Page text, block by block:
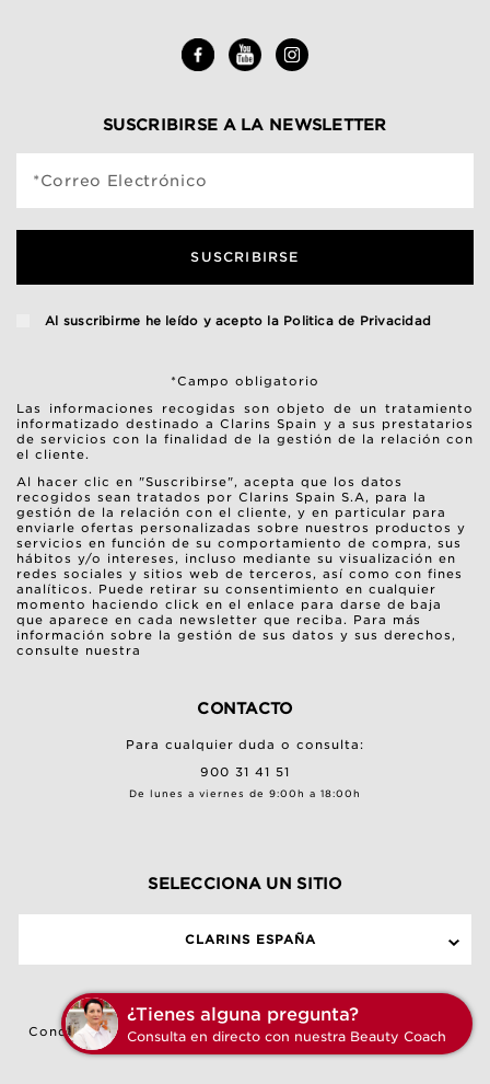
SUSCRIBIRSE A LA NEWSLETTER
*Correo Electrónico
SUSCRIBIRSE
Al suscribirme he leído y acepto la Politica de Privacidad
*Campo obligatorio
Las informaciones recogidas son objeto de un tratamiento
informatizado destinado a Clarins Spain y a sus prestatarios
de servicios con la finalidad de la gestión de la relación con
el cliente.
Al hacer clic en "Suscribirse", acepta que los datos
recogidos sean tratados por Clarins Spain S.A, para la
gestión de la relación con el cliente, y en particular para
enviarle ofertas personalizadas sobre nuestros productos y
servicios en función de su comportamiento de compra, sus
hábitos y/o intereses, incluso mediante su visualización en
redes sociales y sitios web de terceros, así como con fines
analíticos. Puede retirar su consentimiento en cualquier
momento haciendo click en el enlace para darse de baja
que aparece en cada newsletter que reciba. Para más
información sobre la gestión de sus datos y sus derechos,
consulte nuestra
CONTACTO
Para cualquier duda o consulta:
900 31 41 51
De lunes a viernes de 9:00h a 18:00h
SELECCIONA UN SITIO
CLARINS ESPAÑA
Condiciones generales de venta | Política de Privacidad
Política sobre Cookies
©Clarins copyright
¿Tienes
Consulta en